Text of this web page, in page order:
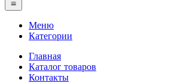
Меню
Категории
Главная
Каталог товаров
Контакты